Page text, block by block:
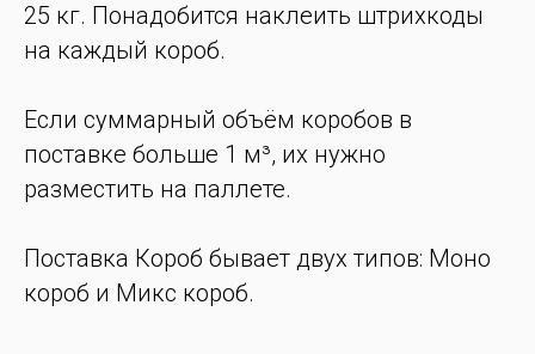
25 кг. Понадобится наклеить штрихкоды
на каждый короб.
Если суммарный объём коробов в
поставке больше 1 м³, их нужно
разместить на паллете.
Поставка Короб бывает двух типов: Моно
короб и Микс короб.